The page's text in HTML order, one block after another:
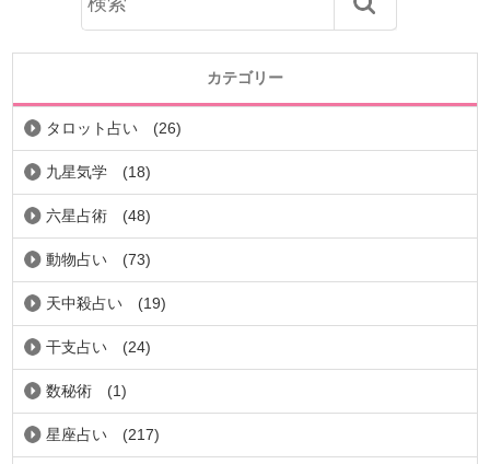
カテゴリー
タロット占い (26)
九星気学 (18)
六星占術 (48)
動物占い (73)
天中殺占い (19)
干支占い (24)
数秘術 (1)
星座占い (217)